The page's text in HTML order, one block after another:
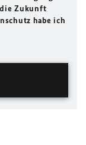
Zukunft
habe ich